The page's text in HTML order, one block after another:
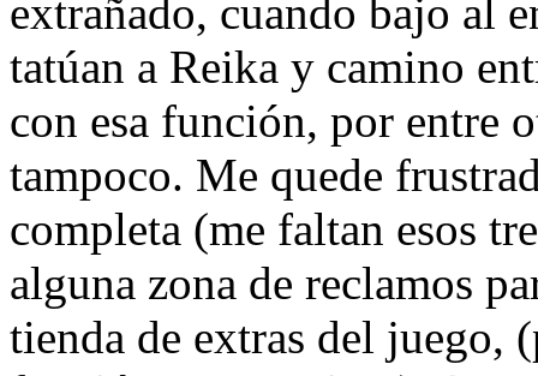
extrañado, cuando bajo al
tatúan a Reika y camino
con esa función, por entre
tampoco. Me quede
completa (me faltan esos
alguna zona de reclamos
tienda de extras del juego,